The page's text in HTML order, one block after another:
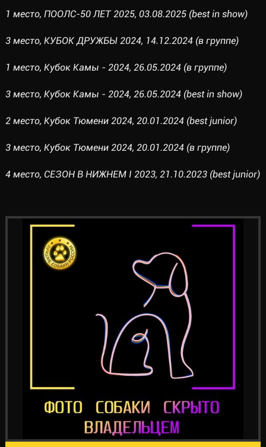
1 место, ПООЛС-50 ЛЕТ 2025, 03.08.2025 (best in show)
3 место, КУБОК ДРУЖБЫ 2024, 14.12.2024 (в группе)
1 место, Кубок Камы - 2024, 26.05.2024 (в группе)
3 место, Кубок Камы - 2024, 26.05.2024 (best in show)
2 место, Кубок Тюмени 2024, 20.01.2024 (best junior)
3 место, Кубок Тюмени 2024, 20.01.2024 (в группе)
4 место, СЕЗОН В НИЖНЕМ I 2023, 21.10.2023 (best junior)